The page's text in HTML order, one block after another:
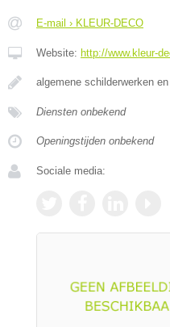
E-mail › KLEUR-DECO
Website: http://www.kleur-
algemene schilderwerken
Diensten onbekend
Openingstijden onbekend
Sociale media: